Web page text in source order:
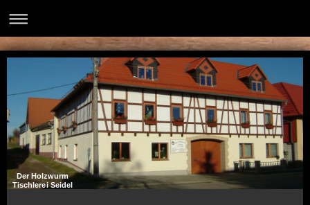
Der Holzwurm
Tischlerei Seidel